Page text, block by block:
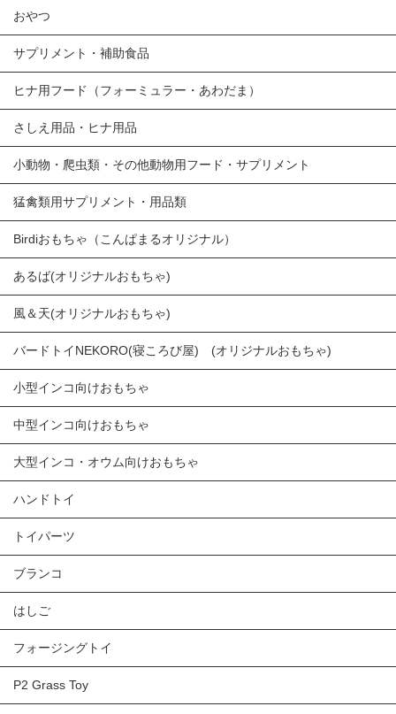
おやつ
サプリメント・補助食品
ヒナ用フード（フォーミュラー・あわだま）
さしえ用品・ヒナ用品
小動物・爬虫類・その他動物用フード・サプリメント
猛禽類用サプリメント・用品類
Birdiおもちゃ（こんぱまるオリジナル）
あるば(オリジナルおもちゃ)
風＆天(オリジナルおもちゃ)
バードトイNEKORO(寝ころび屋) (オリジナルおもちゃ)
小型インコ向けおもちゃ
中型インコ向けおもちゃ
大型インコ・オウム向けおもちゃ
ハンドトイ
トイパーツ
ブランコ
はしご
フォージングトイ
P2 Grass Toy